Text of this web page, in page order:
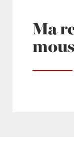
Ma